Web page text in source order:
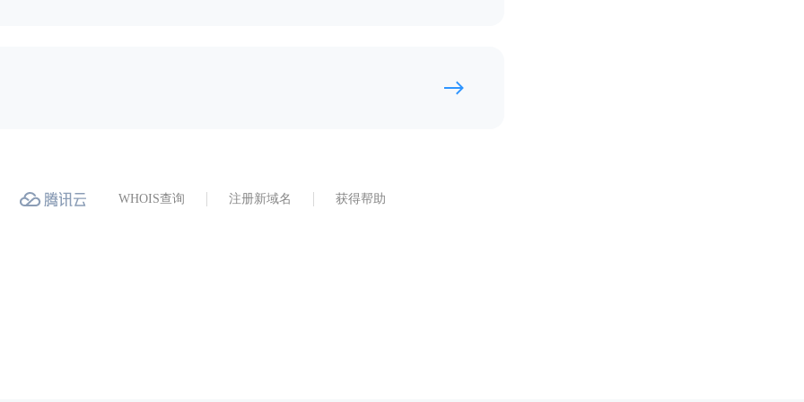
WHOIS查询 注册新域名 获得帮助